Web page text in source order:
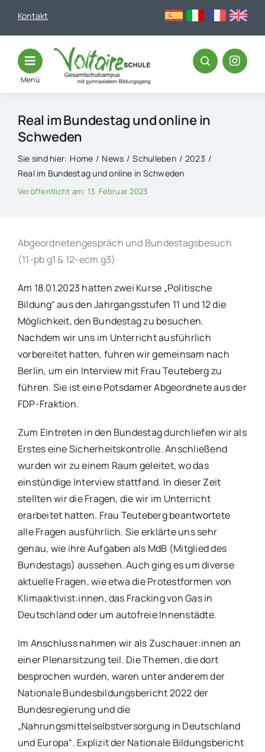
Kontakt
Menü
Real im Bundestag und online in
Schweden
Sie sind hier: Home News Schulleben
2023
Real im Bundestag und online in Schweden
Veröffentlicht am: 13. Februar 2023
Abgeordnetengespräch und Bundestagsbesuch
(11-pb g1 & 12-ecm g3)
Am 18.01.2023 hatten zwei Kurse „Politische
Bildung“ aus den Jahrgangsstufen 11 und 12 die
Möglichkeit, den Bundestag zu besuchen.
Nachdem wir uns im Unterricht ausführlich
vorbereitet hatten, fuhren wir gemeinsam nach
Berlin, um ein Interview mit Frau Teuteberg zu
führen. Sie ist eine Potsdamer Abgeordnete aus der
FDP-Fraktion.
Zum Eintreten in den Bundestag durchliefen wir als
Erstes eine Sicherheitskontrolle. Anschließend
wurden wir zu einem Raum geleitet, wo das
einstündige Interview stattfand. In dieser Zeit
stellten wir die Fragen, die wir im Unterricht
erarbeitet hatten. Frau Teuteberg beantwortete
alle Fragen ausführlich. Sie erklärte uns sehr
genau, wie ihre Aufgaben als MdB (Mitglied des
Bundestags) aussehen. Auch ging es um diverse
aktuelle Fragen, wie etwa die Protestformen von
Klimaaktivist:innen, das Fracking von Gas in
Deutschland oder um autofreie Innenstädte.
Im Anschluss nahmen wir als Zuschauer:innen an
einer Plenarsitzung teil. Die Themen, die dort
besprochen wurden, waren unter anderem der
Nationale Bundesbildungsbericht 2022 der
Bundesregierung und die
„Nahrungsmittelselbstversorgung in Deutschland
und Europa“. Explizit der Nationale Bildungsbericht